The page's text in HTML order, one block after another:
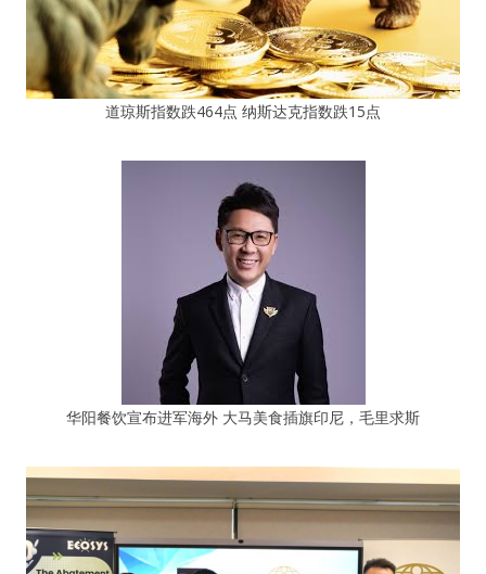
道琼斯指数跌464点 纳斯达克指数跌15点
华阳餐饮宣布进军海外 大马美食插旗印尼，毛里求斯